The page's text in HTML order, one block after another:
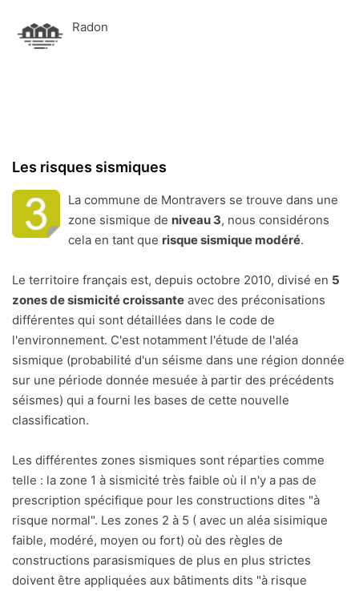
Radon
Les risques sismiques
La commune de Montravers se trouve dans une
zone sismique de niveau 3, nous considérons
cela en tant que risque sismique modéré.
Le territoire français est, depuis octobre 2010, divisé en 5
zones de sismicité croissante avec des préconisations
différentes qui sont détaillées dans le code de
l'environnement. C'est notamment l'étude de l'aléa
sismique (probabilité d'un séisme dans une région donnée
sur une période donnée mesuée à partir des précédents
séismes) qui a fourni les bases de cette nouvelle
classification.
Les différentes zones sismiques sont réparties comme
telle : la zone 1 à sismicité très faible où il n'y a pas de
prescription spécifique pour les constructions dites "à
risque normal". Les zones 2 à 5 ( avec un aléa sisimique
faible, modéré, moyen ou fort) où des règles de
constructions parasismiques de plus en plus strictes
doivent être appliquées aux bâtiments dits "à risque